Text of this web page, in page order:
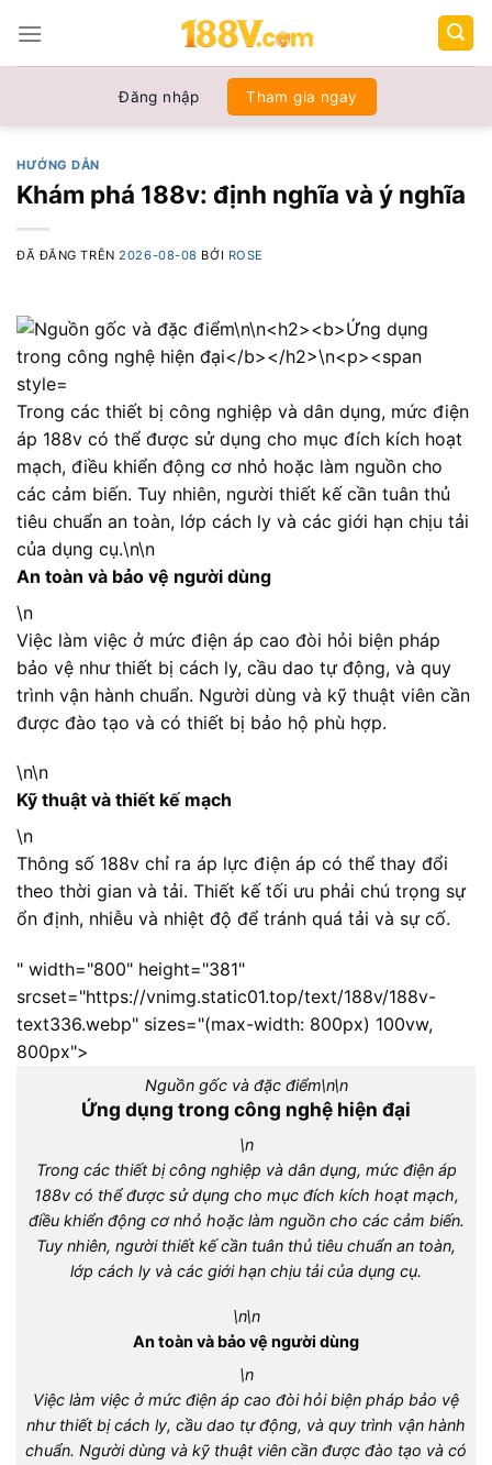
đến
nội
Đăng nhập Tham gia ngay
HƯỚNG DẪN
Khám phá 188v: định nghĩa và ý nghĩa
ĐÃ ĐĂNG TRÊN 2026-08-08 BỞI ROSE
Trong các thiết bị công nghiệp và dân dụng, mức điện
áp 188v có thể được sử dụng cho mục đích kích hoạt
mạch, điều khiển động cơ nhỏ hoặc làm nguồn cho
các cảm biến. Tuy nhiên, người thiết kế cần tuân thủ
tiêu chuẩn an toàn, lớp cách ly và các giới hạn chịu tải
của dụng cụ.\n\n
An toàn và bảo vệ người dùng
\n
Việc làm việc ở mức điện áp cao đòi hỏi biện pháp
bảo vệ như thiết bị cách ly, cầu dao tự động, và quy
trình vận hành chuẩn. Người dùng và kỹ thuật viên cần
được đào tạo và có thiết bị bảo hộ phù hợp.
\n\n
Kỹ thuật và thiết kế mạch
\n
Thông số 188v chỉ ra áp lực điện áp có thể thay đổi
theo thời gian và tải. Thiết kế tối ưu phải chú trọng sự
ổn định, nhiễu và nhiệt độ để tránh quá tải và sự cố.
" width="800" height="381"
srcset="https://vnimg.static01.top/text/188v/188v-
text336.webp" sizes="(max-width: 800px) 100vw,
800px">
Nguồn gốc và đặc điểm\n\n
Ứng dụng trong công nghệ hiện đại
\n
Trong các thiết bị công nghiệp và dân dụng, mức điện áp
188v có thể được sử dụng cho mục đích kích hoạt mạch,
điều khiển động cơ nhỏ hoặc làm nguồn cho các cảm biến.
Tuy nhiên, người thiết kế cần tuân thủ tiêu chuẩn an toàn,
lớp cách ly và các giới hạn chịu tải của dụng cụ.
\n\n
An toàn và bảo vệ người dùng
\n
Việc làm việc ở mức điện áp cao đòi hỏi biện pháp bảo vệ
như thiết bị cách ly, cầu dao tự động, và quy trình vận hành
chuẩn. Người dùng và kỹ thuật viên cần được đào tạo và có